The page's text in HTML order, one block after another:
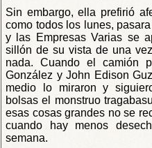
Sin embargo, ella prefirió
como todos los lunes,
y las Empresas Varias se
sillón de su vista de una
nada. Cuando el camión
González y John Edison
medio lo miraron y
bolsas el monstruo
esas cosas grandes no se
cuando hay menos
semana.